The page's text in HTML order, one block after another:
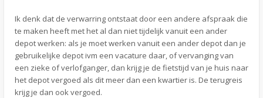
Ik denk dat de verwarring ontstaat door een andere afspraak die
te maken heeft met het al dan niet tijdelijk vanuit een ander
depot werken: als je moet werken vanuit een ander depot dan je
gebruikelijke depot ivm een vacature daar, of vervanging van
een zieke of verlofganger, dan krijg je de fietstijd van je huis naar
het depot vergoed als dit meer dan een kwartier is. De terugreis
krijg je dan ook vergoed.